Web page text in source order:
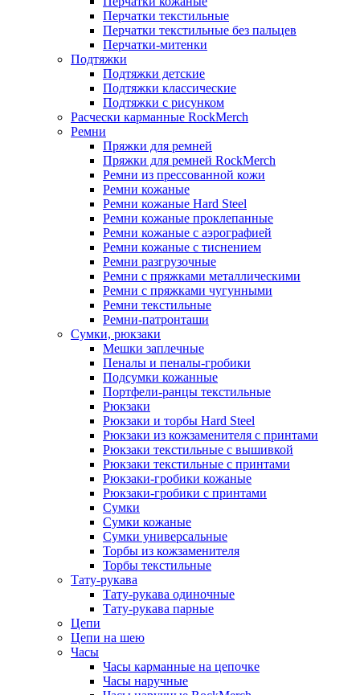
Перчатки текстильные
Перчатки текстильные без пальцев
Перчатки-митенки
Подтяжки
Подтяжки детские
Подтяжки классические
Подтяжки с рисунком
Расчески карманные RockMerch
Ремни
Пряжки для ремней
Пряжки для ремней RockMerch
Ремни из прессованной кожи
Ремни кожаные
Ремни кожаные Hard Steel
Ремни кожаные проклепанные
Ремни кожаные с аэрографией
Ремни кожаные с тиснением
Ремни разгрузочные
Ремни с пряжками металлическими
Ремни с пряжками чугунными
Ремни текстильные
Ремни-патронташи
Сумки, рюкзаки
Мешки заплечные
Пеналы и пеналы-гробики
Подсумки кожанные
Портфели-ранцы текстильные
Рюкзаки
Рюкзаки и торбы Hard Steel
Рюкзаки из кожзаменителя с принтами
Рюкзаки текстильные с вышивкой
Рюкзаки текстильные с принтами
Рюкзаки-гробики кожаные
Рюкзаки-гробики с принтами
Сумки
Сумки кожаные
Сумки универсальные
Торбы из кожзаменителя
Торбы текстильные
Тату-рукава
Тату-рукава одиночные
Тату-рукава парные
Цепи
Цепи на шею
Часы
Часы карманные на цепочке
Часы наручные